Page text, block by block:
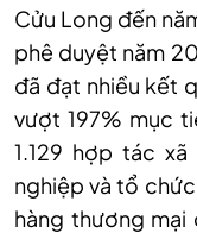
Cửu Long đến
phê duyệt năm
đã đạt nhiều kết
vượt 197% mục
1.129 hợp tác
nghiệp và tổ
hàng thương